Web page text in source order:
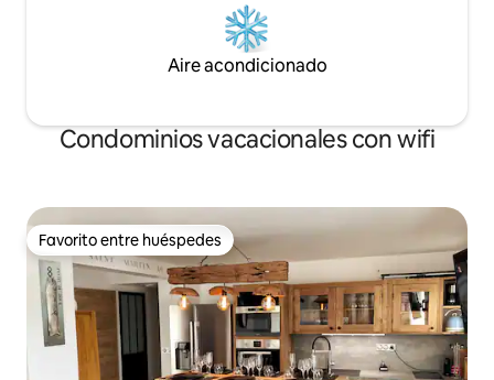
Aire acondicionado
Condominios vacacionales con wifi
Favorito entre huéspedes
Favorito entre huéspedes